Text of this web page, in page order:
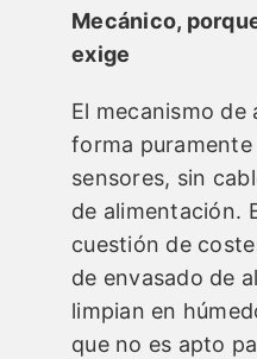
Mecánico,
exige
El mecanismo
forma puramente
sensores, sin
de alimentación.
cuestión de
de envasado de
limpian en
que no es apto